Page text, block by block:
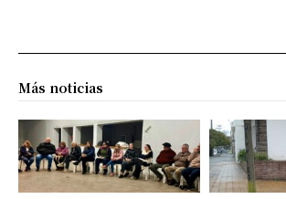
Más noticias